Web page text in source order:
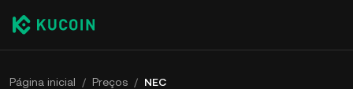
Página inicial / Preços / NEC